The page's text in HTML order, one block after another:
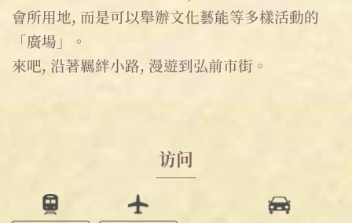
會所用地, 而是可以舉辦文化藝能等多樣活動的
「廣場」。
來吧, 沿著羈絆小路, 漫遊到弘前市街。
访问